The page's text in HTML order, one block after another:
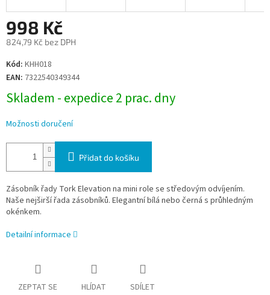
998 Kč
824,79 Kč bez DPH
Měrná
cena:
Kód: KHH018
EAN: 7322540349344
Skladem - expedice 2 prac. dny
Možnosti doručení
Přidat do košíku
Zásobník řady Tork Elevation na mini role se středovým odvíjením.
Naše nejširší řada zásobníků. Elegantní bílá nebo černá s průhledným
okénkem.
Detailní informace
ZEPTAT SE HLÍDAT SDÍLET